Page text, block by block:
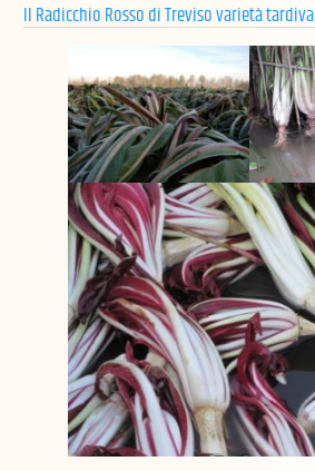
Il Radicchio Rosso di Treviso varietà tardiva